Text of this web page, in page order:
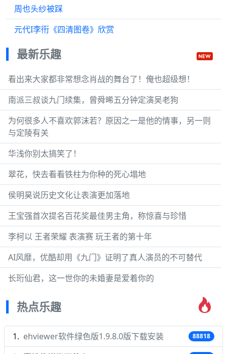
周也头纱被踩
元代Ι李衎《四清图卷》欣赏
最新乐趣
看出来大家都非常想念肖战的舞台了！俺也超级想！
南派三叔谈九门续集，曾舜晞五分钟定演吴老狗
为何很多人不喜欢郭沫若？原因之一是他的情事，另一则
与定陵有关
华浅你别太搞笑了！
翠花，快去看看铁柱为你种的死心塌地
侯明昊说历史文化让表演更加落地
王宝强首次提名百花奖最佳男主角，称惊喜与珍惜
李柯以 王者荣耀 表演赛 玩王者的第十年
AI风靡，优酷却用《九门》证明了真人演员的不可替代
长珩仙君，这一世你的未婚妻是爱着你的
热点乐趣
ehviewer软件绿色版1.9.8.0版下载安装 88818